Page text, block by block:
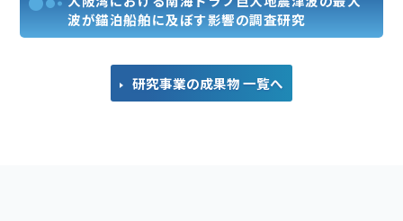
波が錨泊船舶に及ぼす影響の調査研究
研究事業の成果物 一覧へ